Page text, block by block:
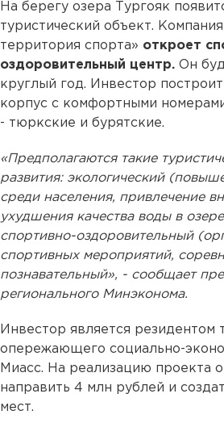
На берегу озера Тургояк
туристический объект.
территория спорта» откроет
оздоровительный центр. Он
круглый год. Инвестор
корпус с комфортными
- тюркские и бурятские.
«Предполагаются такие
развития: экологический
среди населения, привлечение
ухудшения качества воды в
спортивно-оздоровительный
спортивных мероприятий,
познавательный», - сообщает
регионального Минэконома.
Инвестор является резидентом
опережающего социально-
Миасс. На реализацию проекта
направить 4 млн рублей и
мест.